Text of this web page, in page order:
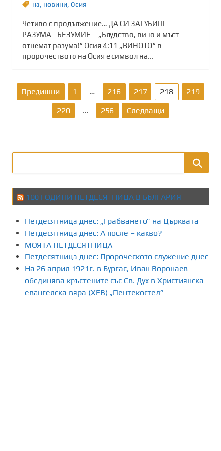
на новини Осия
Четиво с продължение… ДА СИ ЗАГУБИШ
РАЗУМА– БЕЗУМИЕ – „Блудство, вино и мъст
отнемат разума!“ Осия 4:11 „ВИНОТО“ в
пророчеството на Осия е символ на...
д
е
л
н
е
н
Предишни 1 … 216 217 218 219
220 … 256 Следващи
100 ГОДИНИ ПЕТДЕСЯТНИЦА В БЪЛГАРИЯ
Петдесятница днес: „Грабването” на Църквата
Петдесятница днес: А после – какво?
МОЯТА ПЕТДЕСЯТНИЦА
Петдесятница днес: Пророческото служение днес
На 26 април 1921г. в Бургас, Иван Воронаев
обединява кръстените със Св. Дух в Християнска
евангелска вяра (ХЕВ) „Пентекостел”